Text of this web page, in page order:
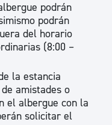
podrán
podrán
del horario
(8:00 –
la estancia
amistades o
el albergue con la
solicitar el